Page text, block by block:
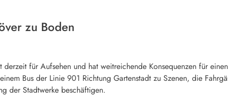
zu Boden
für Aufsehen und hat weitreichende Konsequenzen für
Bus der Linie 901 Richtung Gartenstadt zu Szenen, die
der Stadtwerke beschäftigen.